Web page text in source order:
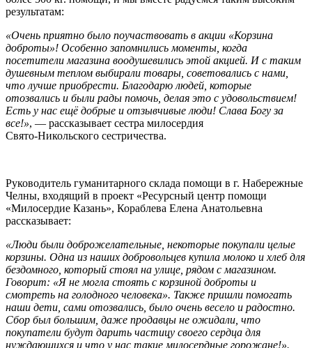
результатам:
«Очень приятно было поучаствовать в акции «Корзина
доброты»! Особенно запомнились моменты, когда
посетители магазина воодушевились этой акцией. И с таким
душевным теплом выбирали товары, советовались с нами,
что лучше приобрести. Благодарю людей, которые
отозвались и были рады помочь, делая это с удовольствием!
Есть у нас ещё добрые и отзывчивые люди! Слава Богу за
все!», — рассказывает сестра милосердия
Свято-Никольского сестричества.
Руководитель гуманитарного склада помощи в г. Набережные
Челны, входящий в проект «Ресурсный центр помощи
«Милосердие Казань», Кораблева Елена Анатольевна
рассказывает:
«Люди были доброжелательные, некоторые покупали целые
корзины. Одна из наших добровольцев купила молоко и хлеб для
бездомного, который стоял на улице, рядом с магазином.
Говорит: «Я не могла стоять с корзиной доброты и
смотреть на голодного человека». Также пришли помогать
наши дети, сами отозвались, было очень весело и радостно.
Сбор был большим, даже продавцы не ожидали, что
покупатели будут дарить частицу своего сердца для
нуждающихся и что у нас такие милосердные горожане!».